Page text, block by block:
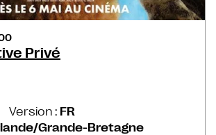
Privé
Version : FR
Grande-Bretagne